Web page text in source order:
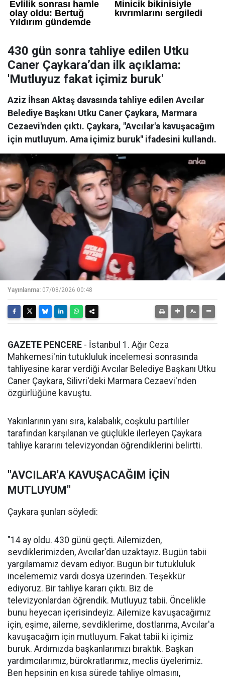
430 gün sonra tahliye edilen Utku
Caner Çaykara’dan ilk açıklama:
'Mutluyuz fakat içimiz buruk'
Aziz İhsan Aktaş davasında tahliye edilen Avcılar
Belediye Başkanı Utku Caner Çaykara, Marmara
Cezaevi'nden çıktı. Çaykara, "Avcılar'a kavuşacağım
için mutluyum. Ama içimiz buruk" ifadesini kullandı.
Yayınlanma: 07/08/2026 00:48
GAZETE PENCERE - İstanbul 1. Ağır Ceza
Mahkemesi'nin tutukluluk incelemesi sonrasında
tahliyesine karar verdiği Avcılar Belediye Başkanı Utku
Caner Çaykara, Silivri'deki Marmara Cezaevi'nden
özgürlüğüne kavuştu.
Yakınlarının yanı sıra, kalabalık, coşkulu partililer
tarafından karşılanan ve güçlükle ilerleyen Çaykara
tahliye kararını televizyondan öğrendiklerini belirtti.
"AVCILAR'A KAVUŞACAĞIM İÇİN
MUTLUYUM"
Çaykara şunları söyledi:
"14 ay oldu. 430 günü geçti. Ailemizden,
sevdiklerimizden, Avcılar'dan uzaktayız. Bugün tabii
yargılamamız devam ediyor. Bugün bir tutukluluk
incelememiz vardı dosya üzerinden. Teşekkür
ediyoruz. Bir tahliye kararı çıktı. Biz de
televizyonlardan öğrendik. Mutluyuz tabii. Öncelikle
bunu heyecan içerisindeyiz. Ailemize kavuşacağımız
için, eşime, aileme, sevdiklerime, dostlarıma, Avcılar'a
kavuşacağım için mutluyum. Fakat tabii ki içimiz
buruk. Ardımızda başkanlarımızı bıraktık. Başkan
yardımcılarımız, bürokratlarımız, meclis üyelerimiz.
Ben hepsinin en kısa sürede tahliye olmasını,